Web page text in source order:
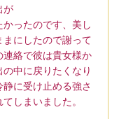
が
ったのです、美し
にしたので謝って
絡で彼は貴女様か
中に戻りたくなり
に受け止める強さ
しまいました。